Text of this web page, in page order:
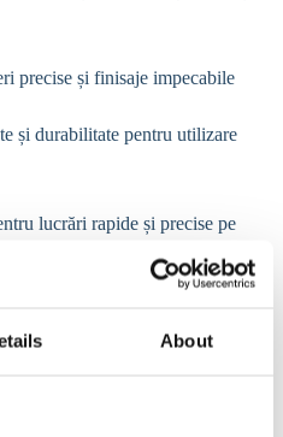
About
precise și finisaje impecabile
și durabilitate pentru utilizare
lucrări rapide și precise pe
maximă și rezultate